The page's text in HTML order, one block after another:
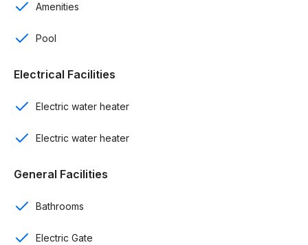
Cámaras de seguridad
Casetas de seguridad
Portón eléctrico
Gas centralizado
Calentador eléctrico
Inversor para áreas comunes
Amenities
Pool
Electrical Facilities
Electric water heater
Electric water heater
General Facilities
Bathrooms
Electric Gate